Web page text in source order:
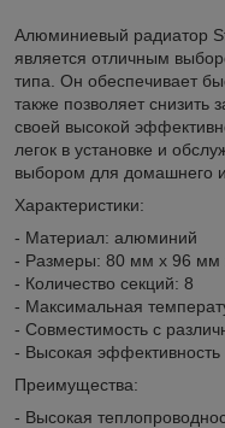
Алюминиевый радиатор
является отличным
типа. Он обеспечивает
также позволяет снизить
своей высокой
легок в установке и
выбором для домашнего
Характеристики:
- Материал: алюминий
- Размеры: 80 мм x 96 мм
- Количество секций: 8
- Максимальная
- Совместимость с
- Высокая эффективность
Преимущества:
- Высокая